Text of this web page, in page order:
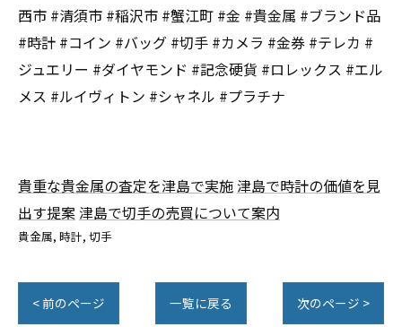
西市 #清須市 #稲沢市 #蟹江町 #金 #貴金属 #ブランド品
#時計 #コイン #バッグ #切手 #カメラ #金券 #テレカ #
ジュエリー #ダイヤモンド #記念硬貨 #ロレックス #エル
メス #ルイヴィトン #シャネル #プラチナ
貴重な貴金属の査定を津島で実施 津島で時計の価値を見
出す提案 津島で切手の売買について案内
貴金属 時計 切手
< 前のページ 一覧に戻る 次のページ >